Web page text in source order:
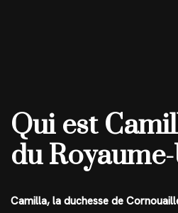
Qui est
du
Camilla, la duchesse de